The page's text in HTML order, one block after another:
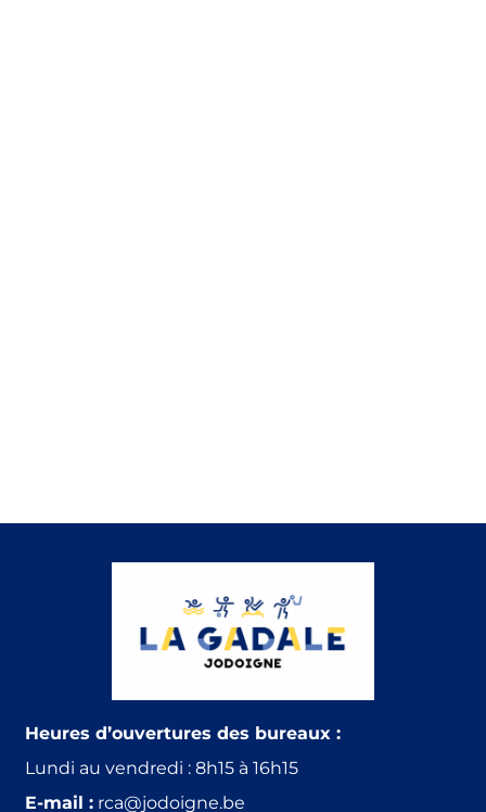
Heures d’ouvertures des bureaux :
Lundi au vendredi : 8h15 à 16h15
E-mail : rca@jodoigne.be